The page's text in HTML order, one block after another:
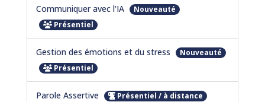
Communiquer avec l'IA
Nouveauté
Présentiel
Gestion des émotions et du stress
Nouveauté
Présentiel
Parole Assertive Présentiel / à distance